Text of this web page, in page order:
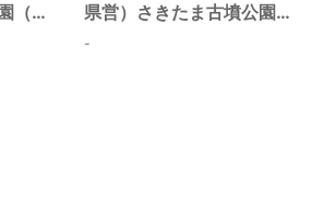
県営）荒川大麻生公園（埼玉県熊谷市） 県営）さきたま古墳公園（埼玉県行田市）
-